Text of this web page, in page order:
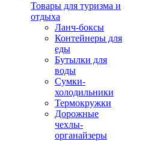
Товары для туризма и
отдыха
Ланч-боксы
Контейнеры для
еды
Бутылки для
воды
Сумки-
холодильники
Термокружки
Дорожные
чехлы-
органайзеры